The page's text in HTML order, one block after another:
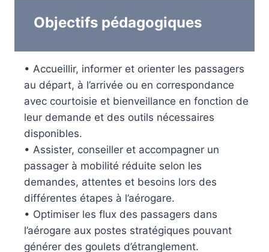
Objectifs pédagogiques
• Accueillir, informer et orienter les passagers
au départ, à l’arrivée ou en correspondance
avec courtoisie et bienveillance en fonction de
leur demande et des outils nécessaires
disponibles.
• Assister, conseiller et accompagner un
passager à mobilité réduite selon les
demandes, attentes et besoins lors des
différentes étapes à l’aérogare.
• Optimiser les flux des passagers dans
l’aérogare aux postes stratégiques pouvant
générer des goulets d’étranglement.